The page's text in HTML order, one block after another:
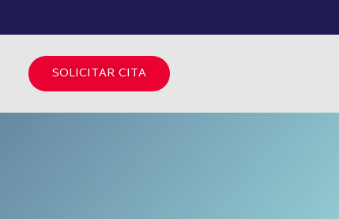
SOLICITAR CITA